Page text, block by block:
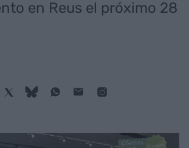
en Reus el próximo 28